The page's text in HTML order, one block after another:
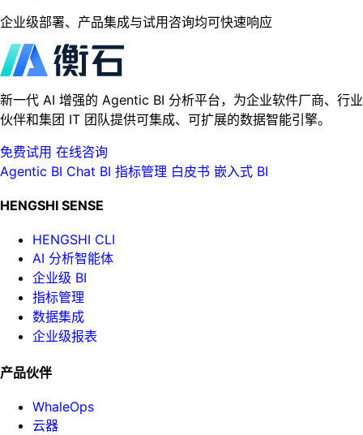
企业级部署、产品集成与试用咨询均可快速响应
新一代 AI 增强的 Agentic BI 分析平台，为企业软件厂商、行业
伙伴和集团 IT 团队提供可集成、可扩展的数据智能引擎。
免费试用 在线咨询
Agentic BI Chat BI 指标管理 白皮书 嵌入式 BI
HENGSHI SENSE
HENGSHI CLI
AI 分析智能体
企业级 BI
指标管理
数据集成
企业级报表
产品伙伴
WhaleOps
云器